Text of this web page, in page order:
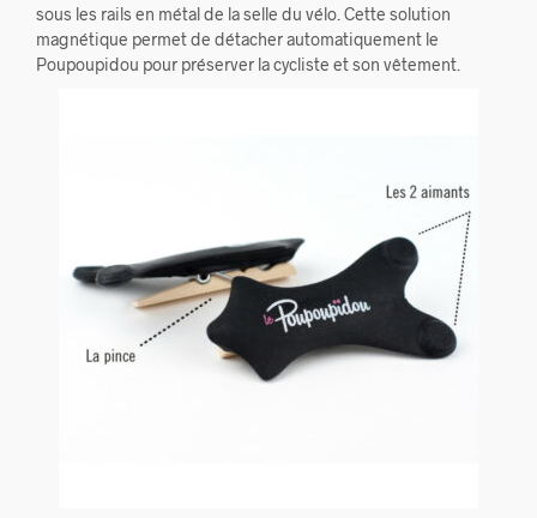
sous les rails en métal de la selle du vélo. Cette solution
magnétique permet de détacher automatiquement le
Poupoupidou pour préserver la cycliste et son vêtement.